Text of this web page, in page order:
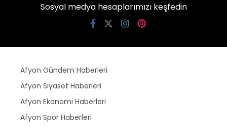
Sosyal medya hesaplarımızı keşfedin
Afyon Gündem Haberleri
Afyon Siyaset Haberleri
Afyon Ekonomi Haberleri
Afyon Spor Haberleri